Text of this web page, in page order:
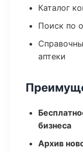
Каталог
Поиск по
аптеки
бизнеса
Архив